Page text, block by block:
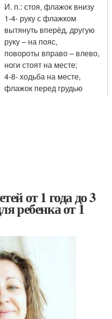
И. п.: стоя, флажок внизу
1-4- руку с флажком
вытянуть вперёд, другую
руку – на пояс,
повороты вправо – влево,
ноги стоят на месте;
4-8- ходьба на месте,
флажок перед грудью
от 1 года до 3
ребенка от 1